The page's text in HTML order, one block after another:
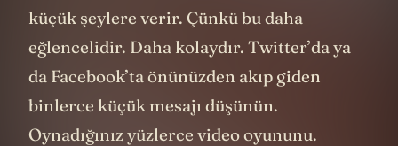
küçük şeylere verir. Çünkü bu daha
eğlencelidir. Daha kolaydır. Twitter’da ya
da Facebook’ta önünüzden akıp giden
binlerce küçük mesajı düşünün.
Oynadığınız yüzlerce video oyununu.